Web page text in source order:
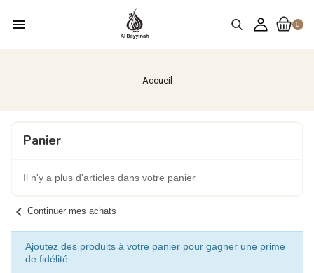
0
menu
Accueil
Panier
Il n'y a plus d'articles dans votre panier
chevron_left Continuer mes achats
Ajoutez des produits à votre panier pour gagner une prime
de fidélité.